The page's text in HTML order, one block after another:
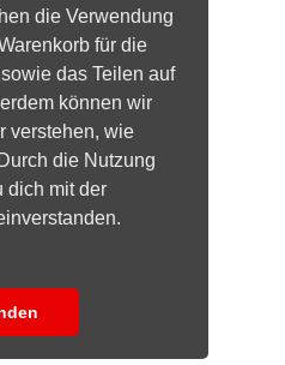
die Verwendung
für die
das Teilen auf
können wir
verstehen, wie
die Nutzung
dich mit der